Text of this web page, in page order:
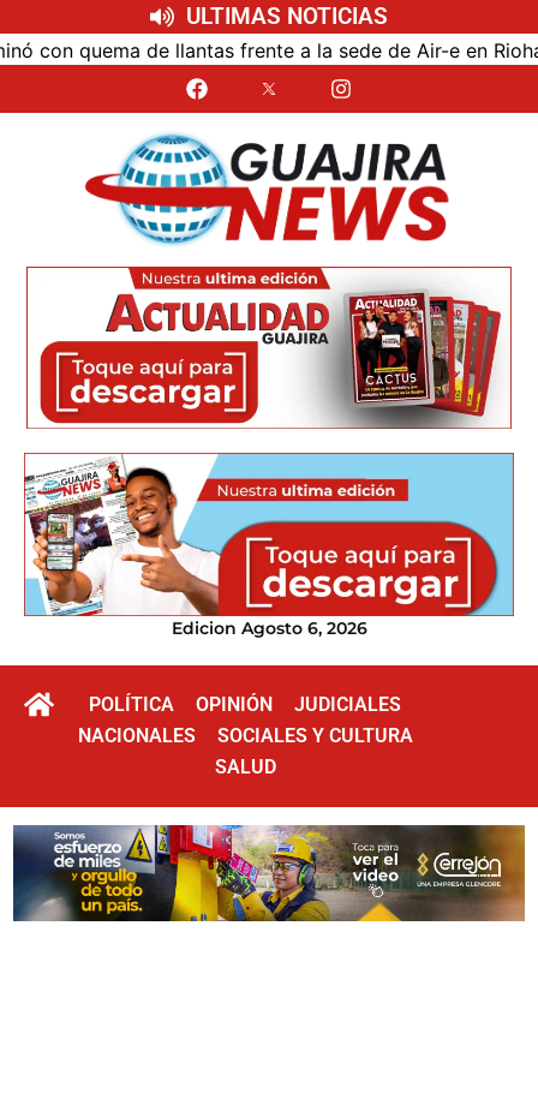
ULTIMAS NOTICIAS
quema de llantas frente a la sede de Air-e en Riohacha
Edicion Agosto 6, 2026
POLÍTICA OPINIÓN
JUDICIALES
NACIONALES
SOCIALES Y CULTURA
SALUD